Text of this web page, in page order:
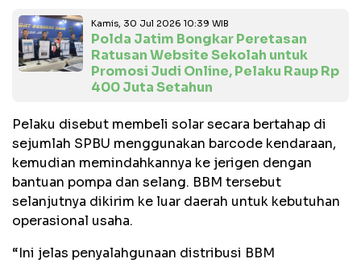
Kamis, 30 Jul 2026 10:39 WIB
Polda Jatim Bongkar Peretasan
Ratusan Website Sekolah untuk
Promosi Judi Online, Pelaku Raup Rp
400 Juta Setahun
Pelaku disebut membeli solar secara bertahap di
sejumlah SPBU menggunakan barcode kendaraan,
kemudian memindahkannya ke jerigen dengan
bantuan pompa dan selang. BBM tersebut
selanjutnya dikirim ke luar daerah untuk kebutuhan
operasional usaha.
“Ini jelas penyalahgunaan distribusi BBM